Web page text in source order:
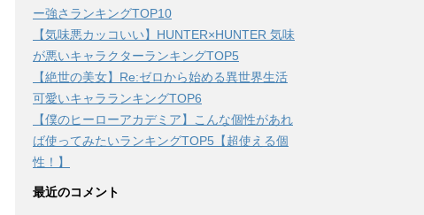
ー強さランキングTOP10
【気味悪カッコいい】HUNTER×HUNTER 気味
が悪いキャラクターランキングTOP5
【絶世の美女】Re:ゼロから始める異世界生活
可愛いキャラランキングTOP6
【僕のヒーローアカデミア】こんな個性があれ
ば使ってみたいランキングTOP5【超使える個
性！】
最近のコメント